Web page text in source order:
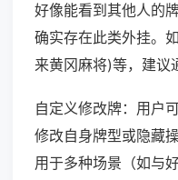
好像能看到其他人的
确实存在此类外挂。
来黄冈麻将)等，建议
自定义修改牌：用户
修改自身牌型或隐藏
用于多种场景（如与